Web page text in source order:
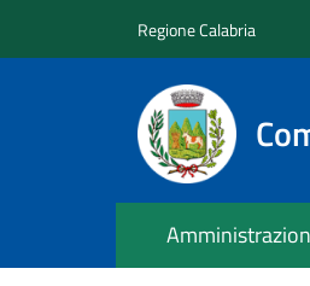
Regione Calabria